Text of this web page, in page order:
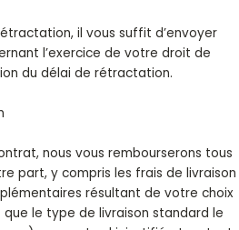
il vous suffit d’envoyer
l’exercice de votre droit de
du délai de rétractation.
nous vous rembourserons tous
part, y compris les frais de livraison
résultant de votre choix
que le type de livraison standard le